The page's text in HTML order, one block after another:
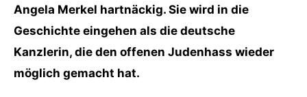
Angela Merkel hartnäckig. Sie wird in die
Geschichte eingehen als die deutsche
Kanzlerin, die den offenen Judenhass wieder
möglich gemacht hat.